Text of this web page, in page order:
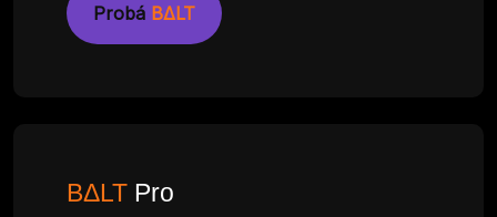
Probá BΔLT
BΔLT Pro